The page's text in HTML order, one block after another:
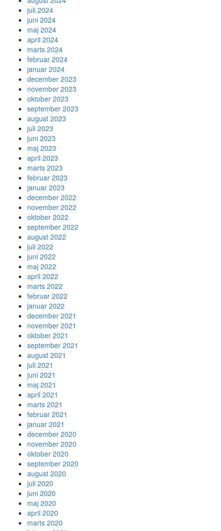
juli 2024
juni 2024
maj 2024
april 2024
marts 2024
februar 2024
januar 2024
december 2023
november 2023
oktober 2023
september 2023
august 2023
juli 2023
juni 2023
maj 2023
april 2023
marts 2023
februar 2023
januar 2023
december 2022
november 2022
oktober 2022
september 2022
august 2022
juli 2022
juni 2022
maj 2022
april 2022
marts 2022
februar 2022
januar 2022
december 2021
november 2021
oktober 2021
september 2021
august 2021
juli 2021
juni 2021
maj 2021
april 2021
marts 2021
februar 2021
januar 2021
december 2020
november 2020
oktober 2020
september 2020
august 2020
juli 2020
juni 2020
maj 2020
april 2020
marts 2020